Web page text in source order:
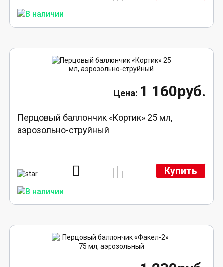
1 160руб.
Перцовый баллончик «Кортик» 25 мл,
аэрозольно-струйный
Купить